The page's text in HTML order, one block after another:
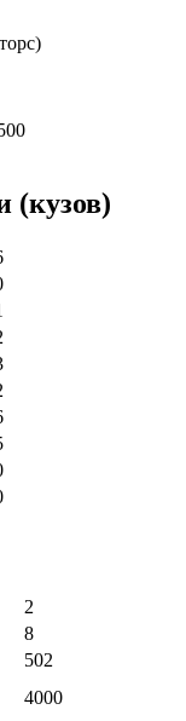
(кузов)
2
8
502
4000